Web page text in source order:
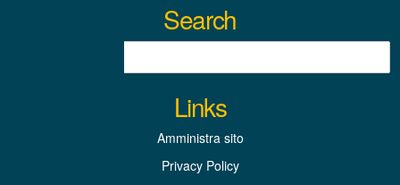
Search
Links
Amministra sito
Privacy Policy